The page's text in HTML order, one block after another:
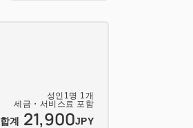
성인 1명 1개
세금・서비스료 포함
합계 21,900JPY